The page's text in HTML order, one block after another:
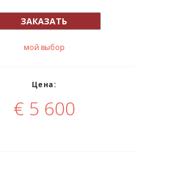
ЗАКАЗАТЬ
мой выбор
Цена:
€5 600